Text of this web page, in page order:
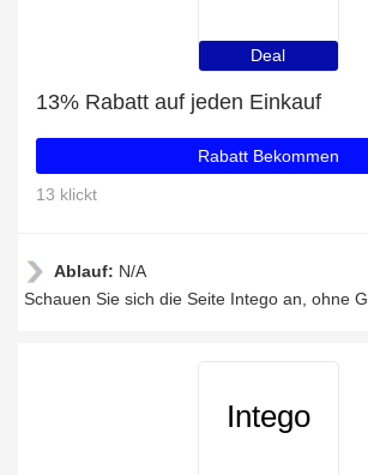
Deal
13% Rabatt auf jeden Einkauf
Rabatt Bekommen
13 klickt
Ablauf: N/A
Schauen Sie sich die Seite Intego an, ohne
Intego